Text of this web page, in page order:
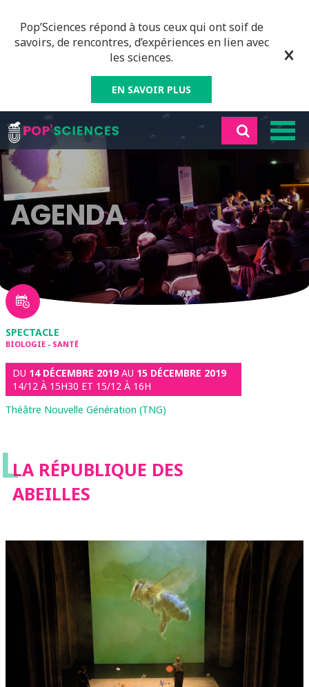
Pop’Sciences répond à tous ceux qui ont soif de
savoirs, de rencontres, d’expériences en lien avec
les sciences.
EN SAVOIR PLUS
AGENDA
SPECTACLE
BIOLOGIE - SANTÉ
DU 14 DÉCEMBRE 2019AU 15 DÉCEMBRE 2019
14/12 À 15H30 ET 15/12 À 16H
Théâtre Nouvelle Génération (TNG)
LLA RÉPUBLIQUE DES
ABEILLES